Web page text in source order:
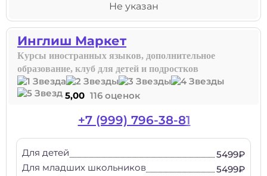
Не указан
Инглиш Маркет
Курсы иностранных языков, дополнительное
образование, клуб для детей и подростков
5,00 116 оценок
+7 (999) 796-38-81
Для детей
5499₽
Для младших школьников
5499₽